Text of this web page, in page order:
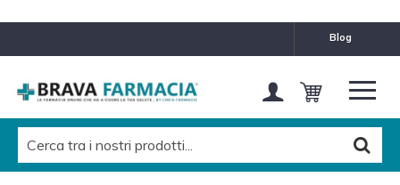
blog
MARCHE
CATEGORIES LEVEL 1